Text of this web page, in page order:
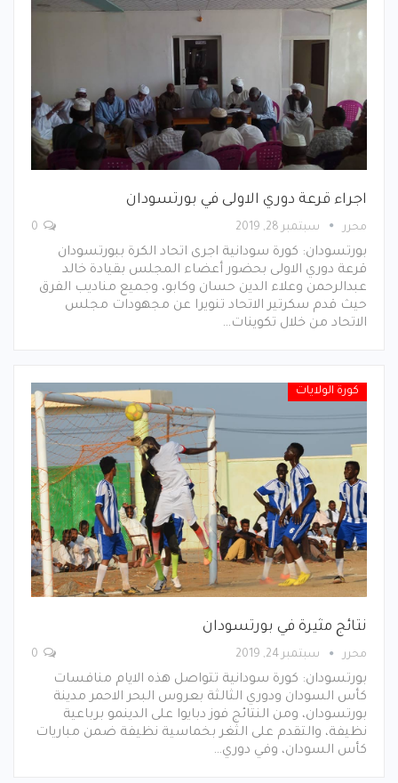
اجراء قرعة دوري الاولى في بورتسودان
محرر سبتمبر 28, 2019
بورتسودان: كورة سودانية اجرى اتحاد الكرة ببورتسودان
قرعة دوري الاولى بحضور أعضاء المجلس بقيادة خالد
عبدالرحمن وعلاء الدين حسان وكابو، وجميع مناديب الفرق
حيث قدم سكرتير الاتحاد تنويرا عن مجهودات مجلس
الاتحاد من خلال تكوينات…
كورة الولايات
نتائج مثيرة في بورتسودان
محرر سبتمبر 24, 2019
بورتسودان: كورة سودانية تتواصل هذه الايام منافسات
كأس السودان ودوري الثالثة بعروس البحر الاحمر مدينة
بورتسودان، ومن النتائج فوز دبايوا على الدينمو برباعية
نظيفة، والتقدم على الثغر بخماسية نظيفة ضمن مباريات
كأس السودان، وفي دوري…